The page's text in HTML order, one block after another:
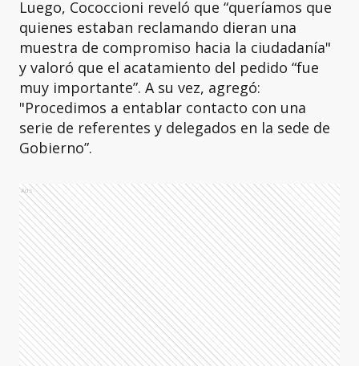
Luego, Cococcioni reveló que “queríamos que
quienes estaban reclamando dieran una
muestra de compromiso hacia la ciudadanía"
y valoró que el acatamiento del pedido “fue
muy importante”. A su vez, agregó:
"Procedimos a entablar contacto con una
serie de referentes y delegados en la sede de
Gobierno”.
Ads